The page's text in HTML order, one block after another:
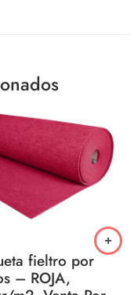
fieltro por
– ROJA,